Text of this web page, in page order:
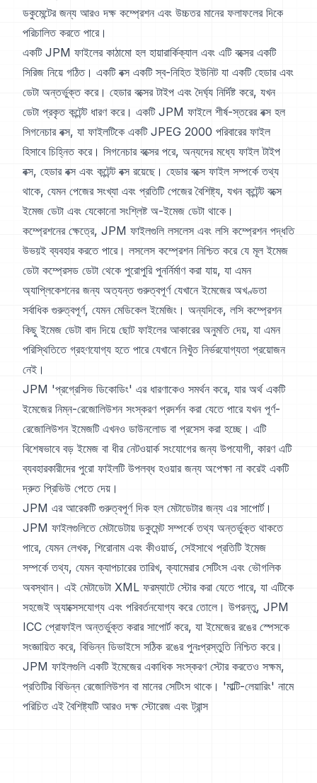
ডকুমেন্টের জন্য আরও দক্ষ কম্প্রেশন এবং উচ্চতর মানের ফলাফলের দিকে
পরিচালিত করতে পারে।
একটি JPM ফাইলের কাঠামো হল হায়ারার্কিক্যাল এবং এটি বক্সের একটি
সিরিজ নিয়ে গঠিত। একটি বক্স একটি স্ব-নিহিত ইউনিট যা একটি হেডার এবং
ডেটা অন্তর্ভুক্ত করে। হেডার বক্সের টাইপ এবং দৈর্ঘ্য নির্দিষ্ট করে, যখন
ডেটা প্রকৃত কন্টেন্ট ধারণ করে। একটি JPM ফাইলে শীর্ষ-স্তরের বক্স হল
সিগনেচার বক্স, যা ফাইলটিকে একটি JPEG 2000 পরিবারের ফাইল
হিসাবে চিহ্নিত করে। সিগনেচার বক্সের পরে, অন্যদের মধ্যে ফাইল টাইপ
বক্স, হেডার বক্স এবং কন্টেন্ট বক্স রয়েছে। হেডার বক্সে ফাইল সম্পর্কে তথ্য
থাকে, যেমন পেজের সংখ্যা এবং প্রতিটি পেজের বৈশিষ্ট্য, যখন কন্টেন্ট বক্সে
ইমেজ ডেটা এবং যেকোনো সংশ্লিষ্ট অ-ইমেজ ডেটা থাকে।
কম্প্রেশনের ক্ষেত্রে, JPM ফাইলগুলি লসলেস এবং লসি কম্প্রেশন পদ্ধতি
উভয়ই ব্যবহার করতে পারে। লসলেস কম্প্রেশন নিশ্চিত করে যে মূল ইমেজ
ডেটা কম্প্রেসড ডেটা থেকে পুরোপুরি পুনর্নির্মাণ করা যায়, যা এমন
অ্যাপ্লিকেশনের জন্য অত্যন্ত গুরুত্বপূর্ণ যেখানে ইমেজের অখণ্ডতা
সর্বাধিক গুরুত্বপূর্ণ, যেমন মেডিকেল ইমেজিং। অন্যদিকে, লসি কম্প্রেশন
কিছু ইমেজ ডেটা বাদ দিয়ে ছোট ফাইলের আকারের অনুমতি দেয়, যা এমন
পরিস্থিতিতে গ্রহণযোগ্য হতে পারে যেখানে নিখুঁত নির্ভরযোগ্যতা প্রয়োজন
নেই।
JPM 'প্রগ্রেসিভ ডিকোডিং' এর ধারণাকেও সমর্থন করে, যার অর্থ একটি
ইমেজের নিম্ন-রেজোলিউশন সংস্করণ প্রদর্শন করা যেতে পারে যখন পূর্ণ-
রেজোলিউশন ইমেজটি এখনও ডাউনলোড বা প্রসেস করা হচ্ছে। এটি
বিশেষভাবে বড় ইমেজ বা ধীর নেটওয়ার্ক সংযোগের জন্য উপযোগী, কারণ এটি
ব্যবহারকারীদের পুরো ফাইলটি উপলব্ধ হওয়ার জন্য অপেক্ষা না করেই একটি
দ্রুত প্রিভিউ পেতে দেয়।
JPM এর আরেকটি গুরুত্বপূর্ণ দিক হল মেটাডেটার জন্য এর সাপোর্ট।
JPM ফাইলগুলিতে মেটাডেটায় ডকুমেন্ট সম্পর্কে তথ্য অন্তর্ভুক্ত থাকতে
পারে, যেমন লেখক, শিরোনাম এবং কীওয়ার্ড, সেইসাথে প্রতিটি ইমেজ
সম্পর্কে তথ্য, যেমন ক্যাপচারের তারিখ, ক্যামেরার সেটিংস এবং ভৌগলিক
অবস্থান। এই মেটাডেটা XML ফরম্যাটে স্টোর করা যেতে পারে, যা এটিকে
সহজেই অ্যাক্সেসযোগ্য এবং পরিবর্তনযোগ্য করে তোলে। উপরন্তু, JPM
ICC প্রোফাইল অন্তর্ভুক্ত করার সাপোর্ট করে, যা ইমেজের রঙের স্পেসকে
সংজ্ঞায়িত করে, বিভিন্ন ডিভাইসে সঠিক রঙের পুনঃপ্রস্তুতি নিশ্চিত করে।
JPM ফাইলগুলি একটি ইমেজের একাধিক সংস্করণ স্টোর করতেও সক্ষম,
প্রতিটির বিভিন্ন রেজোলিউশন বা মানের সেটিংস থাকে। 'মাল্টি-লেয়ারিং' নামে
পরিচিত এই বৈশিষ্ট্যটি আরও দক্ষ স্টোরেজ এবং ট্রান্স